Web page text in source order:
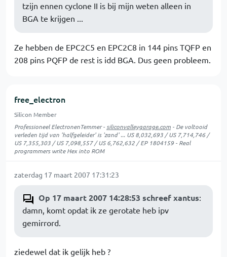
tzijn ennen cyclone II is bij mijn weten alleen in
BGA te krijgen ...
Ze hebben de EPC2C5 en EPC2C8 in 144 pins TQFP en
208 pins PQFP de rest is idd BGA. Dus geen probleem.
free_electron
Silicon Member
Professioneel ElectronenTemmer - siliconvalleygarage.com - De voltooid
verleden tijd van 'halfgeleider' is 'zand' ... US 8,032,693 / US 7,714,746 /
US 7,355,303 / US 7,098,557 / US 6,762,632 / EP 1804159 - Real
programmers write Hex into ROM
zaterdag 17 maart 2007 17:31:23
Op 17 maart 2007 14:28:53 schreef xantus:
damn, komt opdat ik ze gerotate heb ipv
gemirrord.
ziedewel dat ik gelijk heb ?